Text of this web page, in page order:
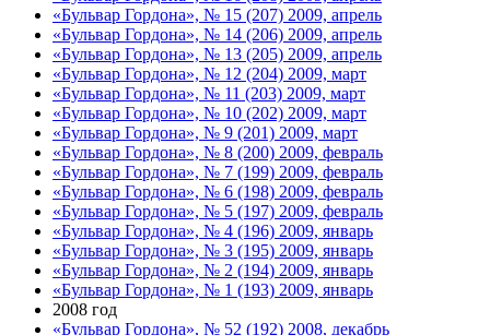
«Бульвар Гордона», № 15 (207) 2009, апрель
«Бульвар Гордона», № 14 (206) 2009, апрель
«Бульвар Гордона», № 13 (205) 2009, апрель
«Бульвар Гордона», № 12 (204) 2009, март
«Бульвар Гордона», № 11 (203) 2009, март
«Бульвар Гордона», № 10 (202) 2009, март
«Бульвар Гордона», № 9 (201) 2009, март
«Бульвар Гордона», № 8 (200) 2009, февраль
«Бульвар Гордона», № 7 (199) 2009, февраль
«Бульвар Гордона», № 6 (198) 2009, февраль
«Бульвар Гордона», № 5 (197) 2009, февраль
«Бульвар Гордона», № 4 (196) 2009, январь
«Бульвар Гордона», № 3 (195) 2009, январь
«Бульвар Гордона», № 2 (194) 2009, январь
«Бульвар Гордона», № 1 (193) 2009, январь
2008 год
«Бульвар Гордона», № 52 (192) 2008, декабрь